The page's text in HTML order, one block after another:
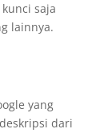
saja
lainnya.
yang
dari